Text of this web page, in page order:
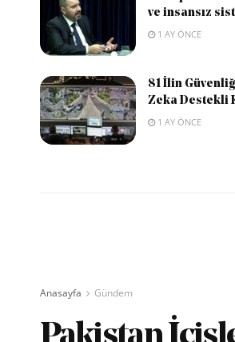
ve insansız
1 AY ÖNCE
81 İlin
Zeka Destekli
1 AY ÖNCE
Anasayfa Gündem